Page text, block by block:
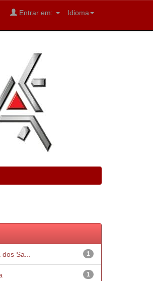
Idioma
Entrar em:
1
Sa...
1